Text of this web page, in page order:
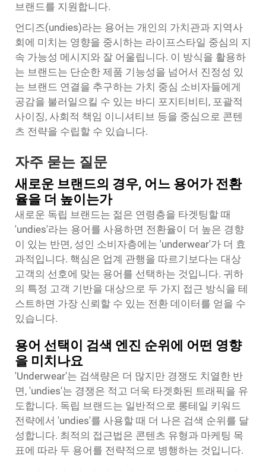
브랜드를 지원합니다.
언디즈(undies)라는 용어는 개인의 가치관과 지역사
회에 미치는 영향을 중시하는 라이프스타일 중심의 지
속 가능성 메시지와 잘 어울립니다. 이 방식을 활용하
는 브랜드는 단순한 제품 기능성을 넘어서 진정성 있
는 브랜드 연결을 추구하는 가치 중심 소비자들에게
공감을 불러일으킬 수 있는 바디 포지티비티, 포괄적
사이징, 사회적 책임 이니셔티브 등을 중심으로 콘텐
츠 전략을 수립할 수 있습니다.
자주 묻는 질문
새로운 브랜드의 경우, 어느 용어가 전환
율을 더 높이는가
새로운 독립 브랜드는 젊은 연령층을 타겟팅할 때
'undies'라는 용어를 사용하면 전환율이 더 높은 경향
이 있는 반면, 성인 소비자층에는 'underwear'가 더 효
과적입니다. 핵심은 업계 관행을 따르기보다는 대상
고객의 선호에 맞는 용어를 선택하는 것입니다. 귀하
의 특정 고객 기반을 대상으로 두 가지 접근 방식을 테
스트하면 가장 신뢰할 수 있는 전환 데이터를 얻을 수
있습니다.
용어 선택이 검색 엔진 순위에 어떤 영향
을 미치나요
'Underwear'는 검색량은 더 많지만 경쟁도 치열한 반
면, 'undies'는 경쟁은 적고 더욱 타겟화된 트래픽을 유
도합니다. 독립 브랜드는 일반적으로 롱테일 키워드
전략에서 'undies'를 사용할 때 더 나은 검색 순위를 달
성합니다. 최적의 접근법은 콘텐츠 유형과 마케팅 목
표에 따라 두 용어를 전략적으로 병행하는 것입니다.